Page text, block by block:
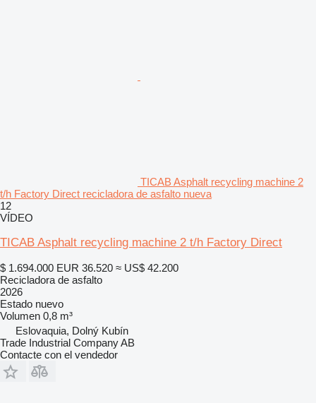
TICAB Asphalt recycling machine 2
t/h Factory Direct recicladora de asfalto nueva
12
VÍDEO
TICAB Asphalt recycling machine 2 t/h Factory Direct
$ 1.694.000 EUR 36.520 ≈ US$ 42.200
Recicladora de asfalto
2026
Estado nuevo
Volumen 0,8 m³
Eslovaquia, Dolný Kubín
Trade Industrial Company AB
Contacte con el vendedor